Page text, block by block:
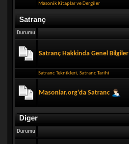
Masonik Kitaplar ve Dergiler
Satranç
Durumu
Satranç Hakkinda Genel Bilgiler
Satranc Teknikleri, Satranc Tarihi
Masonlar.org'da Satranc
Diger
Durumu